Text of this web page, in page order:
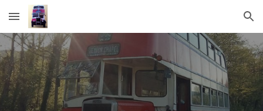
Skip to main content Skip to navigation